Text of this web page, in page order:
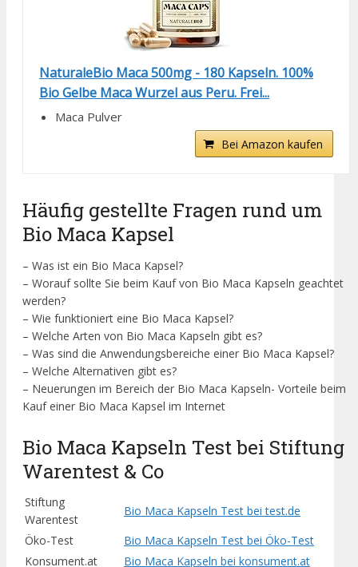
NaturaleBio Maca 500mg - 180 Kapseln. 100%
Bio Gelbe Maca Wurzel aus Peru. Frei...
Maca Pulver
Bei Amazon kaufen
Häufig gestellte Fragen rund um
Bio Maca Kapsel
– Was ist ein Bio Maca Kapsel?
– Worauf sollte Sie beim Kauf von Bio Maca Kapseln geachtet
werden?
– Wie funktioniert eine Bio Maca Kapsel?
– Welche Arten von Bio Maca Kapseln gibt es?
– Was sind die Anwendungsbereiche einer Bio Maca Kapsel?
– Welche Alternativen gibt es?
– Neuerungen im Bereich der Bio Maca Kapseln- Vorteile beim
Kauf einer Bio Maca Kapsel im Internet
Bio Maca Kapseln Test bei Stiftung
Warentest & Co
Stiftung
Warentest
Bio Maca Kapseln Test bei test.de
Öko-Test
Bio Maca Kapseln Test bei Öko-Test
Konsument.at
Bio Maca Kapseln bei konsument.at